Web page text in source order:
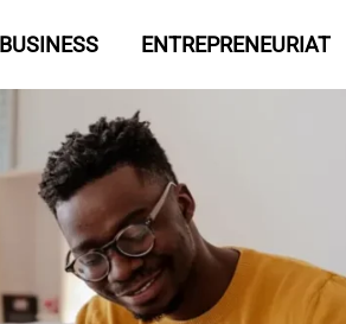
BUSINESS ENTREPRENEURIAT